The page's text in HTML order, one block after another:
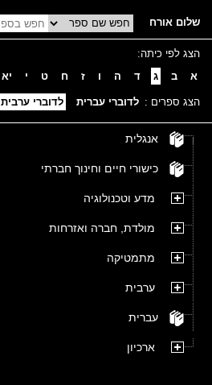
שלום אורח
הצג לפי כיתה:
א
ב ג ד ה ו ז ח ט י יא
הצג ספרים : לדוברי עברית לדוברי ערבית
אנגלית
כישורי חיים וחינוך חברתי
מדע וטכנולוגיה
מולדת, חברה ואזרחות
מתמטיקה
ערבית
עברית
ארכיון